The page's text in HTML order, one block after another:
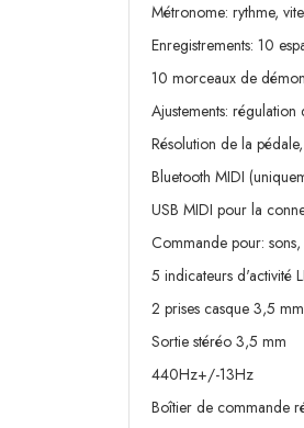
Métronome: rythme,
Enregistrements: 10
10 morceaux de
Ajustements:
Résolution de la
Bluetooth MIDI
USB MIDI pour la
Commande pour:
5 indicateurs d'activité
2 prises casque 3,5 mm
Sortie stéréo 3,5 mm
440Hz+/-13Hz
Boîtier de commande